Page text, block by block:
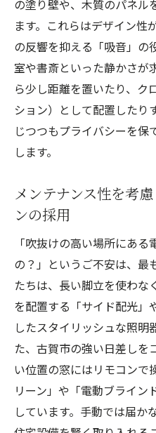
の塗り壁や、木質のパネル
ます。これらはデザイン性
の反響を抑える「吸音」の
室や書斎といった静かさが
ら少し距離を置いたり、ク
ション）として配置したり
じつつもプライバシーを保
します。
メンテナンス性を考
ンの採用
「吹抜けの高い場所にあ
の？」というご不安は、最
たちは、長い脚立を使わな
を配置する「サイド配光」
したスタイリッシュな照明
た、古賀市の強い日差しを
い位置の窓にはリモコンで
リーン」や「電動ブライン
しています。手動では届か